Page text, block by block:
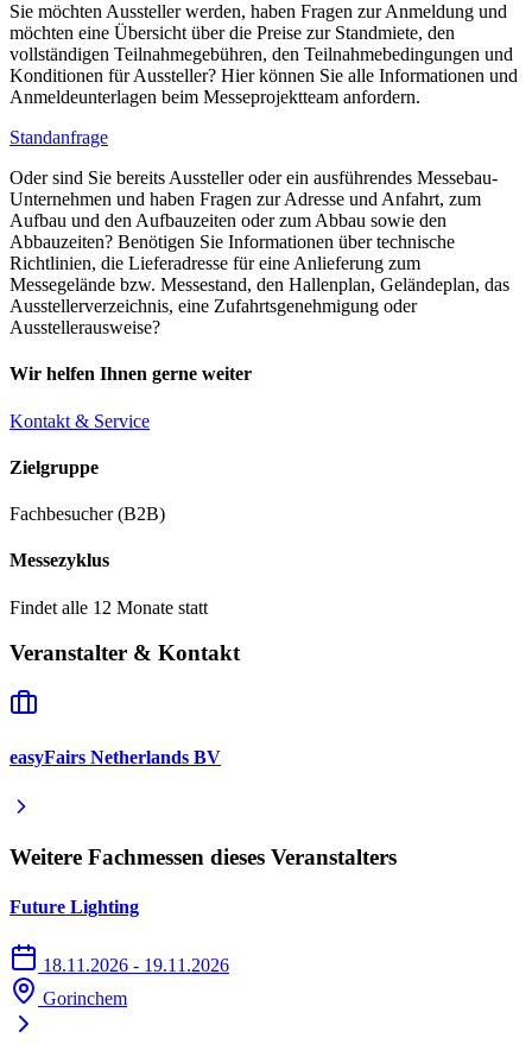
Sie möchten Aussteller werden, haben Fragen zur Anmeldung und
möchten eine Übersicht über die Preise zur Standmiete, den
vollständigen Teilnahmegebühren, den Teilnahmebedingungen und
Konditionen für Aussteller? Hier können Sie alle Informationen und
Anmeldeunterlagen beim Messeprojektteam anfordern.
Standanfrage
Oder sind Sie bereits Aussteller oder ein ausführendes Messebau-
Unternehmen und haben Fragen zur Adresse und Anfahrt, zum
Aufbau und den Aufbauzeiten oder zum Abbau sowie den
Abbauzeiten? Benötigen Sie Informationen über technische
Richtlinien, die Lieferadresse für eine Anlieferung zum
Messegelände bzw. Messestand, den Hallenplan, Geländeplan, das
Ausstellerverzeichnis, eine Zufahrtsgenehmigung oder
Ausstellerausweise?
Wir helfen Ihnen gerne weiter
Kontakt & Service
Zielgruppe
Fachbesucher (B2B)
Messezyklus
Findet alle 12 Monate statt
Veranstalter & Kontakt
easyFairs Netherlands BV
Weitere Fachmessen dieses Veranstalters
Future Lighting
18.11.2026 - 19.11.2026
Gorinchem